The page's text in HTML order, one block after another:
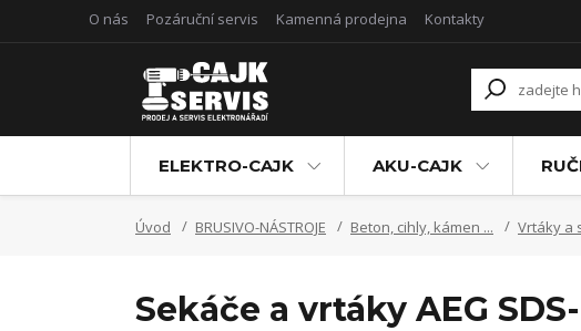
O nás Pozáruční servis Kamenná prodejna Kontakty
ELEKTRO-CAJK AKU-CAJK
Úvod BRUSIVO-NÁSTROJE Beton, cihly, kámen ... Vrtáky a
Sekáče a vrtáky AEG